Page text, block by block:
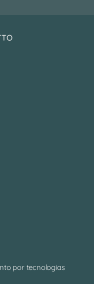
por tecnologias